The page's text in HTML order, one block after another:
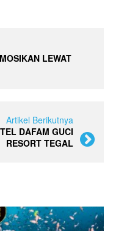
LEWAT
Artikel Berikutnya
DAFAM GUCI
RESORT TEGAL